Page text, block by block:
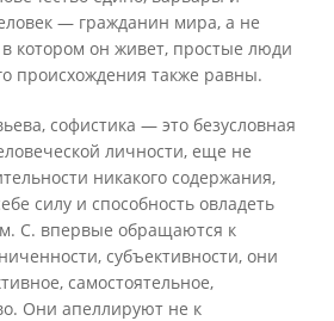
— гражданин мира, а не
в котором он живет, простые люди
происхождения также равны.
софистика — это безусловная
личности, еще не
никакого содержания,
силу и способность овладеть
С. впервые обращаются к
субъективности, они
самостоятельное,
Они апеллируют не к